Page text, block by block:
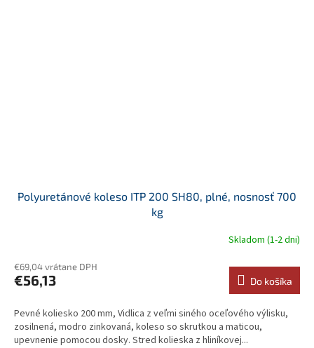
Polyuretánové koleso ITP 200 SH80, plné, nosnosť 700
kg
Skladom (1-2 dni)
€69,04 vrátane DPH
€56,13 Do košíka
Pevné koliesko 200 mm, Vidlica z veľmi siného oceľového výlisku,
zosilnená, modro zinkovaná, koleso so skrutkou a maticou,
upevnenie pomocou dosky. Stred kolieska z hliníkovej...